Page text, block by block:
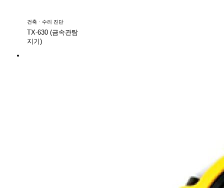
건축ㆍ수리 진단
TX-630 (금속관탐
지기)